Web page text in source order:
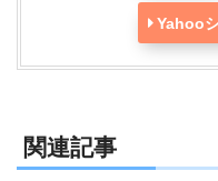
Yahoo
関連記事